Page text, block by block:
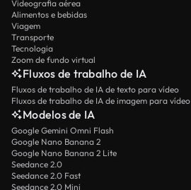
Videografia aérea
Alimentos e bebidas
Viagem
Transporte
Tecnologia
Zoom de fundo virtual
Fluxos de trabalho de IA
Fluxos de trabalho de IA de texto para vídeo
Fluxos de trabalho de IA de imagem para vídeo
Modelos de IA
Google Gemini Omni Flash
Google Nano Banana 2
Google Nano Banana 2 Lite
Seedance 2.0
Seedance 2.0 Fast
Seedance 2.0 Mini